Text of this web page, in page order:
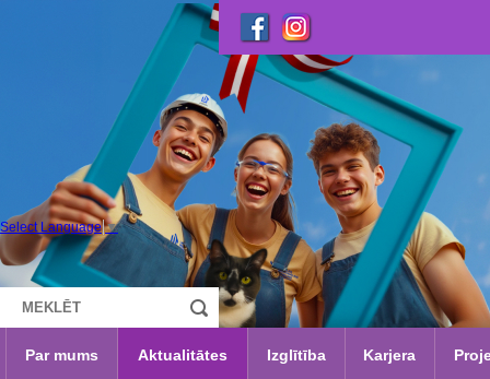
Select Language ▼
Par mums Aktualitātes Izglītība Karjera